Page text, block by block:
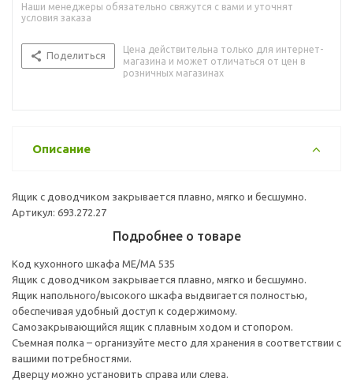
Наши менеджеры обязательно свяжутся с вами и уточнят
условия заказа
Поделиться
Цена действительна только для интернет-
магазина и может отличаться от цен в
розничных магазинах
Описание
Ящик с доводчиком закрывается плавно, мягко и бесшумно.
Артикул: 693.272.27
Подробнее о товаре
Код кухонного шкафа ME/MA 535
Ящик с доводчиком закрывается плавно, мягко и бесшумно.
Ящик напольного/высокого шкафа выдвигается полностью,
обеспечивая удобный доступ к содержимому.
Cамозакрывающийся ящик с плавным ходом и стопором.
Съемная полка – организуйте место для хранения в соответствии с
вашими потребностями.
Дверцу можно установить справа или слева.